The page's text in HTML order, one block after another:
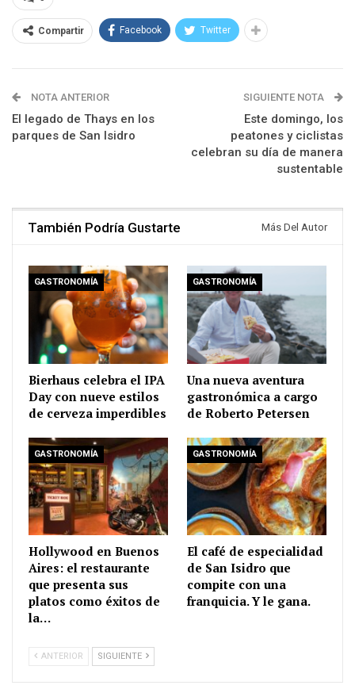
Compartir Facebook Twitter
NOTA ANTERIOR
El legado de Thays en los
parques de San Isidro
SIGUIENTE NOTA
Este domingo, los
peatones y ciclistas
celebran su día de manera
sustentable
También Podría Gustarte Más Del Autor
GASTRONOMÍA
Bierhaus celebra el IPA
Day con nueve estilos
de cerveza imperdibles
GASTRONOMÍA
Una nueva aventura
gastronómica a cargo
de Roberto Petersen
GASTRONOMÍA
Hollywood en Buenos
Aires: el restaurante
que presenta sus
platos como éxitos de
la…
GASTRONOMÍA
El café de especialidad
de San Isidro que
compite con una
franquicia. Y le gana.
ANTERIOR SIGUIENTE